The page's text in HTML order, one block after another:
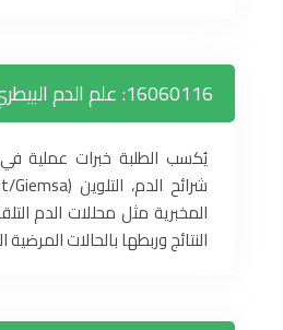
16060116: علم الدم البيطري عملي [1 ساعات]
يُكسب الطلبة خبرات عملية
المخبرية مثل محللات الدم
النتائج وربطها بالحالات المرضية